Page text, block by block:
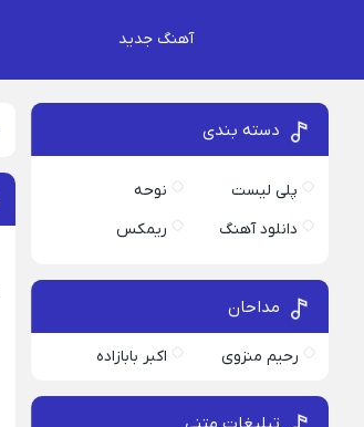
آهنگ جدید
دسته بندی
پلی لیست
نوحه
دانلود آهنگ
ریمکس
مداحان
رحیم منزوی اکبر بابازاده